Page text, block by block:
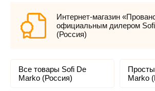
Интернет-магазин
официальным дилером
(Россия)
Все товары Sofi De
Marko (Россия)
Marko